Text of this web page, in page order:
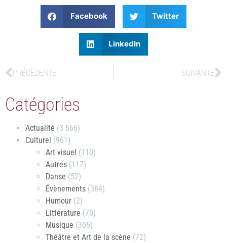
Facebook Twitter
LinkedIn
PRÉCÉDENTE SUIVANTE
Catégories
Actualité (3 566)
Culturel (961)
Art visuel (110)
Autres (117)
Danse (52)
Évènements (384)
Humour (2)
Littérature (70)
Musique (305)
Théâtre et Art de la scène (72)